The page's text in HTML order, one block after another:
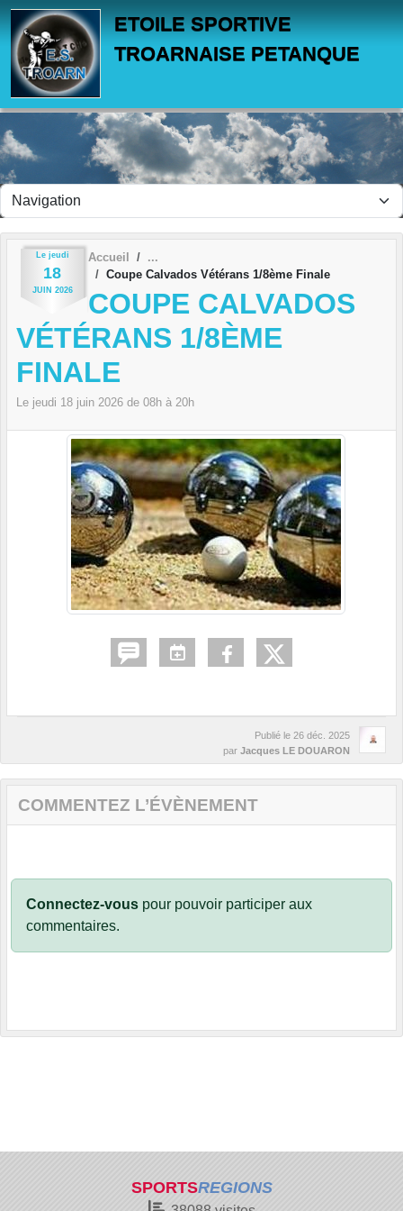
ETOILE SPORTIVE
TROARNAISE PETANQUE
Le jeudi
18
JUIN 2026
Accueil
Coupe Calvados Vétérans 1/8ème Finale
COUPE CALVADOS
VÉTÉRANS 1/8ÈME
FINALE
Le jeudi 18 juin 2026 de 08h à 20h
Publié le 26 déc. 2025
par Jacques LE DOUARON
COMMENTEZ L’ÉVÈNEMENT
Connectez-vous pour pouvoir participer aux
commentaires.
SPORTSREGIONS
Panneau de gestion des cookies